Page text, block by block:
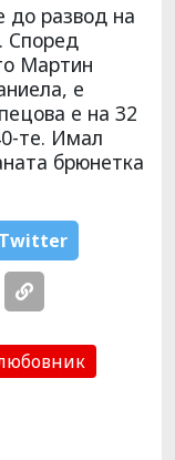
до развод на
Според
Мартин
е
е на 32
те. Имал
брюнетка
Тwitter